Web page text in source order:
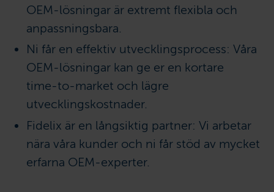
OEM-lösningar är extremt flexibla och
anpassningsbara.
Ni får en effektiv utvecklingsprocess: Våra
OEM-lösningar kan ge er en kortare
time-to-market och lägre
utvecklingskostnader.
Fidelix är en långsiktig partner: Vi arbetar
nära våra kunder och ni får stöd av mycket
erfarna OEM-experter.